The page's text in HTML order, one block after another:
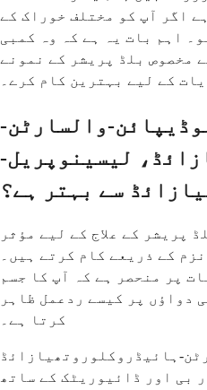
اگر آپ کو مختلف خوراک کے
اہم بات یہ ہے کہ وہ کمبی
مخصوص بلڈ پریشر کے نمونے
کے لیے بہترین کام کرے۔
والسارٹن-
لیسینوپریل-
سے بہتر ہے؟
پریشر کے علاج کے لیے مؤثر
کے ذریعے کام کرتے ہیں۔
پر منحصر ہے کہ آپ کا جسم
دواؤں پر کیسے ردعمل ظاہر
کرتا ہے۔
ہائیڈروکلوروتھیازائڈ
بی اور ڈائیوریٹک کے ساتھ